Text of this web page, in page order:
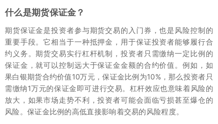
什么是期货保证金？
期货保证金是投资者参与期货交易的入门券，也是风险控制的
重要手段。它相当于一种抵押金，用于保证投资者能够履行合
约义务。期货交易实行杠杆机制，投资者只需缴纳一定比例的
保证金，就可以控制远大于保证金金额的合约价值。例如，如
果白银期货合约价值10万元，保证金比例为10%，那么投资者只
需缴纳1万元的保证金即可进行交易。杠杆效应也意味着风险的
放大，如果市场走势不利，投资者可能会面临亏损甚至爆仓的
风险。保证金比例的高低直接影响着交易的风险程度。